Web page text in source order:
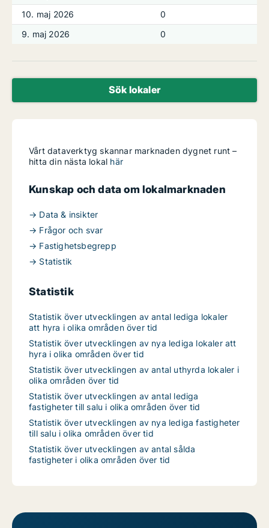
10. maj 2026
0
9. maj 2026
0
Sök lokaler
Vårt dataverktyg skannar marknaden dygnet runt –
hitta din nästa lokal här
Kunskap och data om lokalmarknaden
→ Data & insikter
→ Frågor och svar
→ Fastighetsbegrepp
→ Statistik
Statistik
Statistik över utvecklingen av antal lediga lokaler
att hyra i olika områden över tid
Statistik över utvecklingen av nya lediga lokaler att
hyra i olika områden över tid
Statistik över utvecklingen av antal uthyrda lokaler i
olika områden över tid
Statistik över utvecklingen av antal lediga
fastigheter till salu i olika områden över tid
Statistik över utvecklingen av nya lediga fastigheter
till salu i olika områden över tid
Statistik över utvecklingen av antal sålda
fastigheter i olika områden över tid